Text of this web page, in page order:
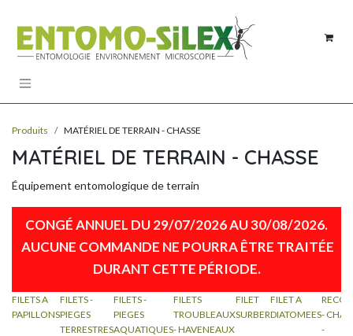
Produits MATÉRIEL DE TERRAIN - CHASSE
MATÉRIEL DE TERRAIN - CHASSE
Équipement entomologique de terrain
CONGÉ ANNUEL DU 29/07/2026 AU 30/08/2026.
AUCUNE COMMANDE NE POURRA ÊTRE TRAITÉE
DURANT CETTE PÉRIODE​.
FILETS A
PAPILLONS
FILETS -
PIEGES
TERRESTRES
FILETS -
PIEGES
AQUATIQUES
FILETS
TROUBLEAUX
- HAVENEAUX
FILET
SURBER
FILET A
DIATOMEES-
-